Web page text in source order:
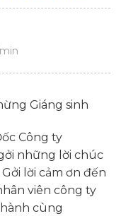
Công ty
những lời chúc
lời cảm ơn đến
viên công ty
cùng